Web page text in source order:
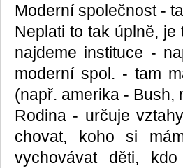
Moderní společnost -
Neplati to tak úplně,
najdeme instituce -
moderní spol. - tam
(např. amerika - Bush,
Rodina - určuje
chovat, koho si
vychovávat děti,